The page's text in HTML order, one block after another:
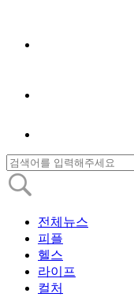
전체뉴스
피플
헬스
라이프
컬처